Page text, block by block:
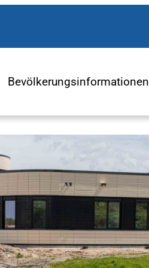
Bevölkerungsinformationen